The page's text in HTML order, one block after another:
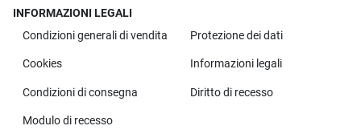
INFORMAZIONI LEGALI
Condizioni generali di vendita
Protezione dei dati
Cookies Informazioni legali
Condizioni di consegna Diritto di recesso
Modulo di recesso